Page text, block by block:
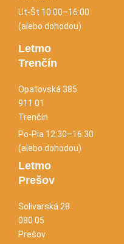
Ut-Št 10:00–16:00
(alebo dohodou)
Letmo
Trenčín
Opatovská 385
911 01
Trenčín
Po-Pia 12:30–16:30
(alebo dohodou)
Letmo
Prešov
Solivarská 28
080 05
Prešov